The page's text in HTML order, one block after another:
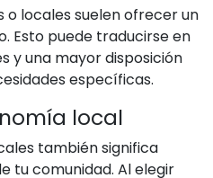
o locales suelen ofrecer un
Esto puede traducirse en
y una mayor disposición
específicas.
local
también significa
tu comunidad. Al elegir